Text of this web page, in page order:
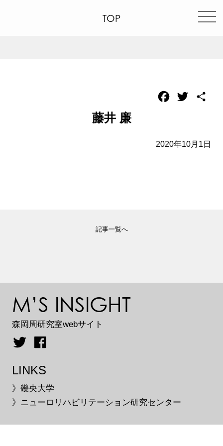
TOP
Facebook
Twitter
藤井 廉
2020年10月1日
記事一覧へ
M’S INSIGHT
森岡周研究室webサイト
LINKS
》畿央大学
》ニューロリハビリテーション研究センター